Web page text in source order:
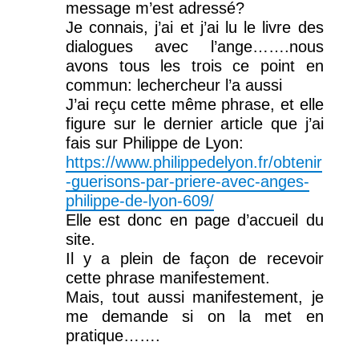
message m’est adressé?
Je connais, j’ai et j’ai lu le livre des
dialogues avec l’ange…….nous
avons tous les trois ce point en
commun: lechercheur l’a aussi
J’ai reçu cette même phrase, et elle
figure sur le dernier article que j’ai
fais sur Philippe de Lyon:
https://www.philippedelyon.fr/obtenir
-guerisons-par-priere-avec-anges-
philippe-de-lyon-609/
Elle est donc en page d’accueil du
site.
Il y a plein de façon de recevoir
cette phrase manifestement.
Mais, tout aussi manifestement, je
me demande si on la met en
pratique…….